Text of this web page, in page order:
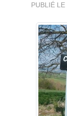
PUBLIÉ LE